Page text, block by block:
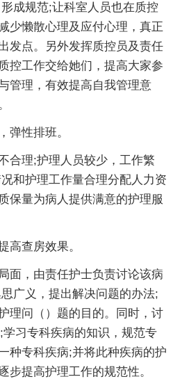
成规范;让科室人员也在质控
少懒散心理及应付心理，真正
发点。另外发挥质控员及责任
控工作交给她们，提高大家参
管理，有效提高自我管理意
弹性排班。
合理;护理人员较少，工作繁
和护理工作量合理分配人力资
保量为病人提供满意的护理服
高查房效果。
面，由责任护士负责讨论该病
广义，提出解决问题的办法;
理问（）题的目的。同时，讨
习专科疾病的知识，规范专
种专科疾病;并将此种疾病的护
步提高护理工作的规范性。